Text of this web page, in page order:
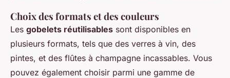
Choix des formats et des couleurs
Les gobelets réutilisables sont disponibles en
plusieurs formats, tels que des verres à vin, des
pintes, et des flûtes à champagne incassables. Vous
pouvez également choisir parmi une gamme de